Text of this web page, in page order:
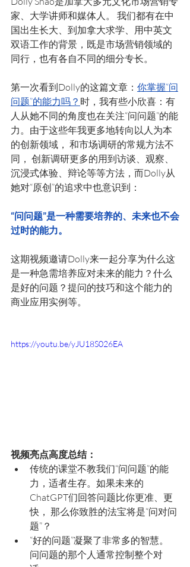
家、大学讲师和媒体人。 我们都有在中
国出生长大、到加拿大求学、用中英文
双语工作的背景，既是市场营销领域的
同行，也有各自不同的细分专长。
第一次看到Dolly的这篇文章： 你掌握“问
问题”的能力吗？ 时，我有些小欣喜：有
人从她不同的角度也在关注“问问题”的能
力。由于这些年我更多地转向以人为本
的创新领域， 和市场调研的常规方法不
同， 创新调研更多的用到访谈、观察、
沉浸式体验、辩论等等方法，而Dolly从
她对“原创”的追求中也意识到：
“问问题”是一种需要培养的、未来也不会
过时的能力。
这期视频邀请Dolly来一起分享为什么这
是一种急需培养应对未来的能力？什么
是好的问题？提问的技巧和这个能力的
商业应用实例等。
https://youtu.be/yJU18S026EA
视频亮点高度总结：
传统的课堂不教我们“问问题”的能
力，适者生存。如果未来的
ChatGPT们回答问题比你更准、更
快， 那么你致胜的法宝将是“问对问
题”？
“好的问题”凝聚了非常多的智慧。
问问题的那个人通常控制整个对